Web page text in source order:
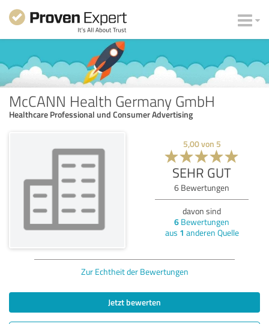
McCANN Health Germany GmbH
Healthcare Professional und Consumer Advertising
5,00von 5
SEHR GUT
6 Bewertungen
davon sind
6 Bewertungen
aus 1 anderen Quelle
Zur Echtheit der Bewertungen
Jetzt bewerten